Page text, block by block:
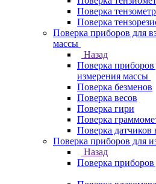
Поверка
Поверка
Поверка приборов для
массы
Назад
Поверка
измерения массы
Поверка безменов
Поверка весов
Поверка гири
Поверка
Поверка датчиков
Поверка приборов для
Назад
Поверка